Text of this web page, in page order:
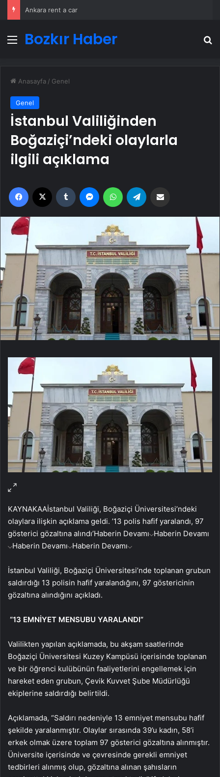
Ankara rent a car
Menü
Bozkır Haber
Anasayfa / Genel
Genel
İstanbul Valiliğinden
Boğaziçi’ndeki olaylarla
ilgili açıklama
Facebook Tumblr MessengerWhatsApp
KAYNAKAAİstanbul Valiliği, Boğaziçi Üniversitesi’ndeki
olaylara ilişkin açıklama geldi. ’13 polis hafif yaralandı, 97
gösterici gözaltına alındı’Haberin Devamı Haberin Devamı
Haberin Devamı Haberin Devamı
İstanbul Valiliği, Boğaziçi Üniversitesi’nde toplanan grubun
saldırdığı 13 polisin hafif yaralandığını, 97 göstericinin
gözaltına alındığını açıkladı.
“13 EMNİYET MENSUBU YARALANDI”
Valilikten yapılan açıklamada, bu akşam saatlerinde
Boğaziçi Üniversitesi Kuzey Kampüsü içerisinde toplanan
ve bir öğrenci kulübünün faaliyetlerini engellemek için
hareket eden grubun, Çevik Kuvvet Şube Müdürlüğü
ekiplerine saldırdığı belirtildi.
Açıklamada, “Saldırı nedeniyle 13 emniyet mensubu hafif
şekilde yaralanmıştır. Olaylar sırasında 39’u kadın, 58’i
erkek olmak üzere toplam 97 gösterici gözaltına alınmıştır.
Üniversite içerisinde ve çevresinde gerekli emniyet
tedbirleri alınmış olup, gözaltına alınan şahısların